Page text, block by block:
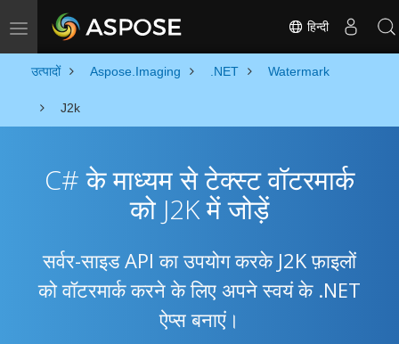
Toggle navigation हिन्दी
उत्पादों Aspose.Imaging .NET Watermark
J2k
C# के माध्यम से टेक्स्ट वॉटरमार्क
को J2K में जोड़ें
सर्वर-साइड API का उपयोग करके J2K फ़ाइलों
को वॉटरमार्क करने के लिए अपने स्वयं के .NET
ऐप्स बनाएं।